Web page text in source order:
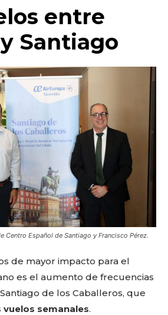
entre
Santiago
Centro Español de Santiago y Francisco Pérez.
de mayor impacto para el
es el aumento de frecuencias
de los Caballeros, que
vuelos semanales.